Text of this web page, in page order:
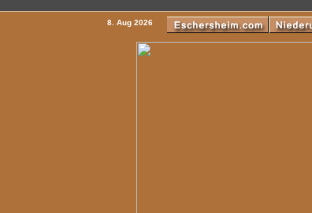
8. Aug 2026